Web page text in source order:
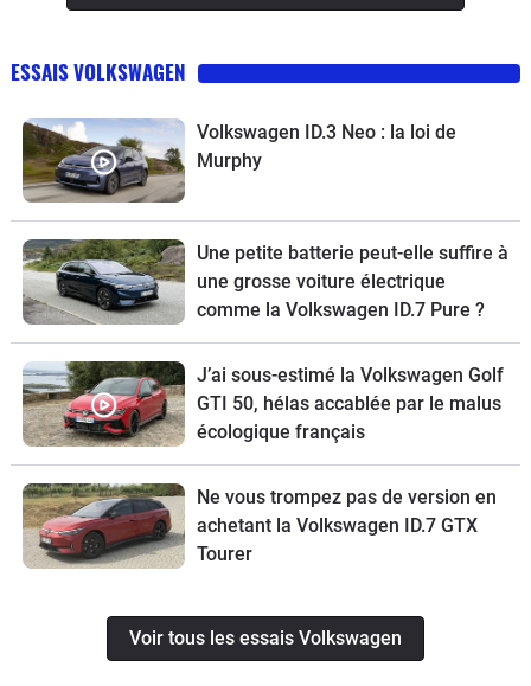
ESSAIS VOLKSWAGEN
Volkswagen ID.3 Neo : la loi de
Murphy
Une petite batterie peut-elle suffire à
une grosse voiture électrique
comme la Volkswagen ID.7 Pure ?
J’ai sous-estimé la Volkswagen Golf
GTI 50, hélas accablée par le malus
écologique français
Ne vous trompez pas de version en
achetant la Volkswagen ID.7 GTX
Tourer
Voir tous les essais Volkswagen